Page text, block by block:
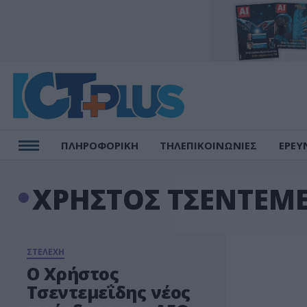
ΠΛΗΡΟΦΟΡΙΚΗ ΤΗΛΕΠΙΚΟΙΝΩΝΙΕΣ
ΧΡΗΣΤΟΣ
ΣΤΕΛΕΧΗ
Ο Χρήστος
Τσεντεμεΐδης νέος